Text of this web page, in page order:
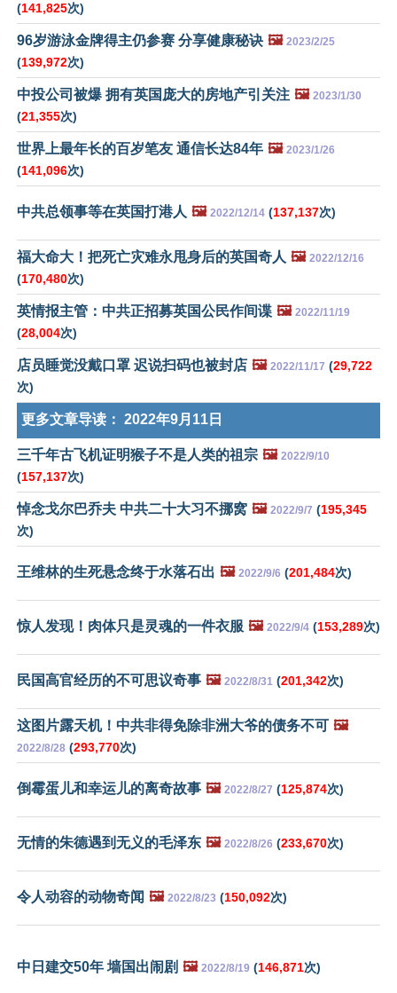
(141,825次)
96岁游泳金牌得主仍参赛 分享健康秘诀 🖼️ 2023/2/25
(139,972次)
中投公司被爆 拥有英国庞大的房地产引关注 🖼️ 2023/1/30
(21,355次)
世界上最年长的百岁笔友 通信长达84年 🖼️ 2023/1/26
(141,096次)
中共总领事等在英国打港人 🖼️ 2022/12/14 (137,137次)
福大命大！把死亡灾难永甩身后的英国奇人 🖼️ 2022/12/16
(170,480次)
英情报主管：中共正招募英国公民作间谍 🖼️ 2022/11/19
(28,004次)
店员睡觉没戴口罩 迟说扫码也被封店 🖼️ 2022/11/17 (29,722
次)
更多文章导读： 2022年9月11日
三千年古飞机证明猴子不是人类的祖宗 🖼️ 2022/9/10
(157,137次)
悼念戈尔巴乔夫 中共二十大习不挪窝 🖼️ 2022/9/7 (195,345
次)
王维林的生死悬念终于水落石出 🖼️ 2022/9/6 (201,484次)
惊人发现！肉体只是灵魂的一件衣服 🖼️ 2022/9/4 (153,289次)
民国高官经历的不可思议奇事 🖼️ 2022/8/31 (201,342次)
这图片露天机！中共非得免除非洲大爷的债务不可 🖼️
2022/8/28 (293,770次)
倒霉蛋儿和幸运儿的离奇故事 🖼️ 2022/8/27 (125,874次)
无情的朱德遇到无义的毛泽东 🖼️ 2022/8/26 (233,670次)
令人动容的动物奇闻 🖼️ 2022/8/23 (150,092次)
中日建交50年 墙国出闹剧 🖼️ 2022/8/19 (146,871次)